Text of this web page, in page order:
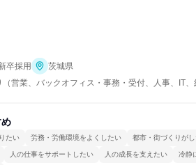
卒採用
茨城県
営業、バックオフィス・事務・受付、人事、IT、
たい 労務・労働環境をよくしたい 都市・街づくりが
人の仕事をサポートしたい 人の成長を支えたい 冷静